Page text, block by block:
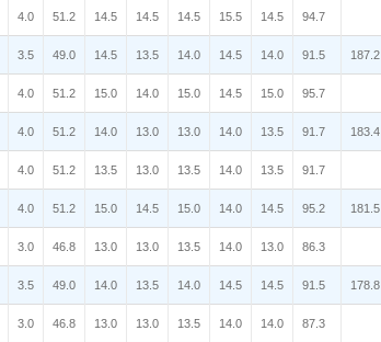
4.0 51.2 14.5 14.5 14.5 15.5 14.5 94.7
3.5 49.0 14.5 13.5 14.0 14.5 14.0 91.5 187.2
4.0 51.2 15.0 14.0 15.0 14.5 15.0 95.7
4.0 51.2 14.0 13.0 13.0 14.0 13.5 91.7 183.4
4.0 51.2 13.5 13.0 13.5 14.0 13.5 91.7
4.0 51.2 15.0 14.5 15.0 14.0 14.5 95.2 181.5
3.0 46.8 13.0 13.0 13.5 14.0 13.0 86.3
3.5 49.0 14.0 13.5 14.0 14.5 14.5 91.5 178.8
3.0 46.8 13.0 13.0 13.5 14.0 14.0 87.3